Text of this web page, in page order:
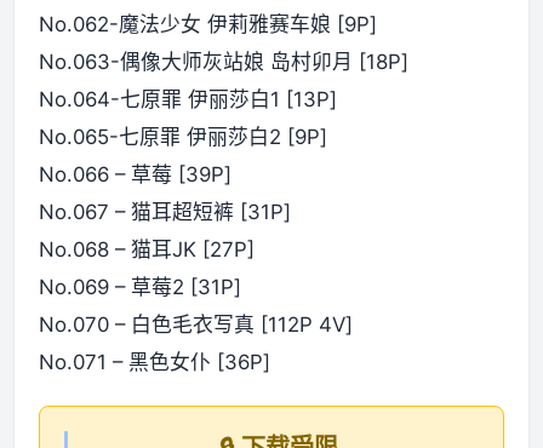
No.062-魔法少女 伊莉雅赛车娘 [9P]
No.063-偶像大师灰站娘 岛村卯月 [18P]
No.064-七原罪 伊丽莎白1 [13P]
No.065-七原罪 伊丽莎白2 [9P]
No.066 – 草莓 [39P]
No.067 – 猫耳超短裤 [31P]
No.068 – 猫耳JK [27P]
No.069 – 草莓2 [31P]
No.070 – 白色毛衣写真 [112P 4V]
No.071 – 黑色女仆 [36P]